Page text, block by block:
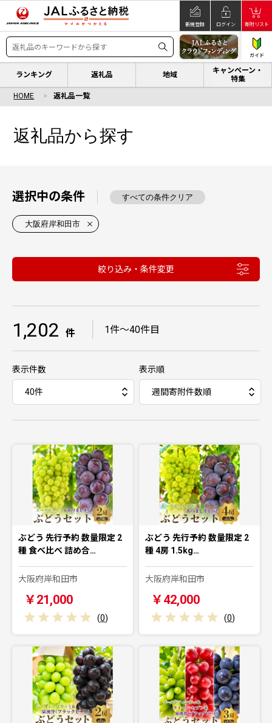
新規登録 ログイン 寄附リスト
ガイド
ランキング 返礼品 地域
キャンペーン・
特集
HOME 返礼品一覧
返礼品から探す
選択中の条件 すべての条件クリア
大阪府岸和田市
絞り込み・条件変更
1,202 件 1件〜40件目
表示件数 表示順
ぶどう 先行予約 数量限定 2
種 食べ比べ 詰め合…
大阪府岸和田市
￥21,000
(0)
ぶどう 先行予約 数量限定 2
種 4房 1.5kg…
大阪府岸和田市
￥42,000
(0)